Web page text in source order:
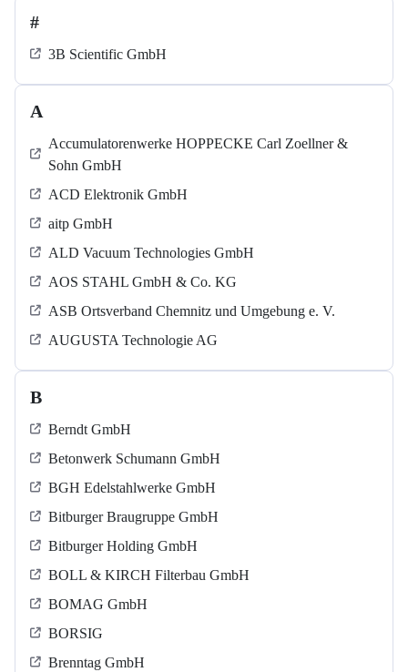
#
3B Scientific GmbH
A
Accumulatorenwerke HOPPECKE Carl Zoellner &
Sohn GmbH
ACD Elektronik GmbH
aitp GmbH
ALD Vacuum Technologies GmbH
AOS STAHL GmbH & Co. KG
ASB Ortsverband Chemnitz und Umgebung e. V.
AUGUSTA Technologie AG
B
Berndt GmbH
Betonwerk Schumann GmbH
BGH Edelstahlwerke GmbH
Bitburger Braugruppe GmbH
Bitburger Holding GmbH
BOLL & KIRCH Filterbau GmbH
BOMAG GmbH
BORSIG
Brenntag GmbH